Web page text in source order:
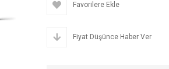
Favorilere Ekle
Fiyat Düşünce Haber Ver